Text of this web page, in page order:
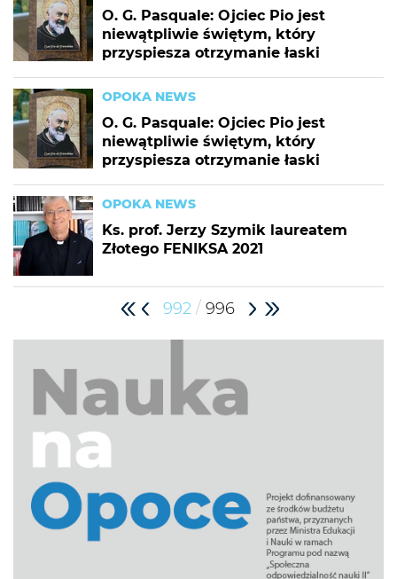
O. G. Pasquale: Ojciec Pio jest
niewątpliwie świętym, który
przyspiesza otrzymanie łaski
OPOKA NEWS
O. G. Pasquale: Ojciec Pio jest
niewątpliwie świętym, który
przyspiesza otrzymanie łaski
OPOKA NEWS
Ks. prof. Jerzy Szymik laureatem
Złotego FENIKSA 2021
992 / 996